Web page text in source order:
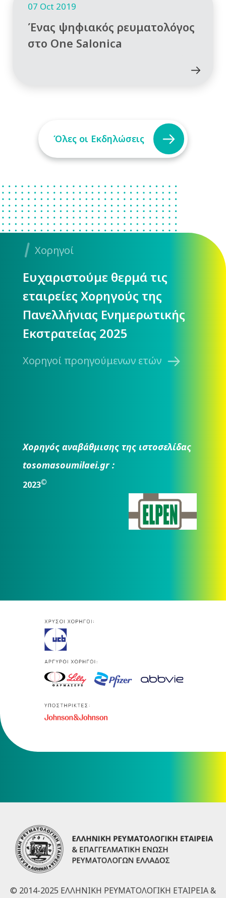
07 Oct 2019
Ένας ψηφιακός ρευματολόγος
στο One Salonica
Όλες οι Εκδηλώσεις
Χορηγοί
Ευχαριστούμε θερμά τις
εταιρείες Χορηγούς της
Πανελλήνιας Ενημερωτικής
Εκστρατείας 2025
Χορηγοί προηγούμενων ετών
Χορηγός αναβάθμισης της ιστοσελίδας
tosomasoumilaei.gr :
2023©
© 2014-2025 ΕΛΛΗΝΙΚΗ ΡΕΥΜΑΤΟΛΟΓΙΚΗ ΕΤΑΙΡΕΙΑ &